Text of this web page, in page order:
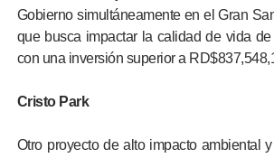
Gobierno simultáneamente en el Gran
que busca impactar la calidad de vida
con una inversión superior a
Cristo Park
Otro proyecto de alto impacto ambiental